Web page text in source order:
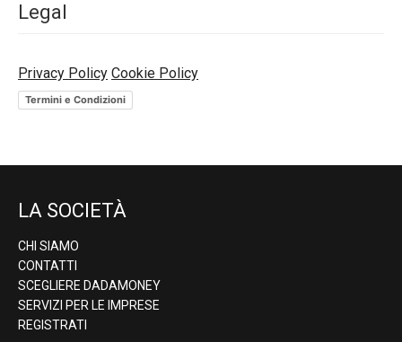
Legal
Privacy Policy Cookie Policy
Termini e Condizioni
LA SOCIETÀ
CHI SIAMO
CONTATTI
SCEGLIERE DADAMONEY
SERVIZI PER LE IMPRESE
REGISTRATI